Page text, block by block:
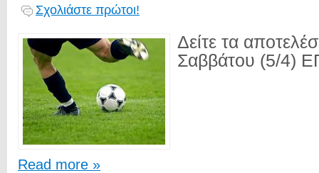
Σχολιάστε πρώτοι!
Δείτε τα
Σαββάτου (5/4)
Read more »